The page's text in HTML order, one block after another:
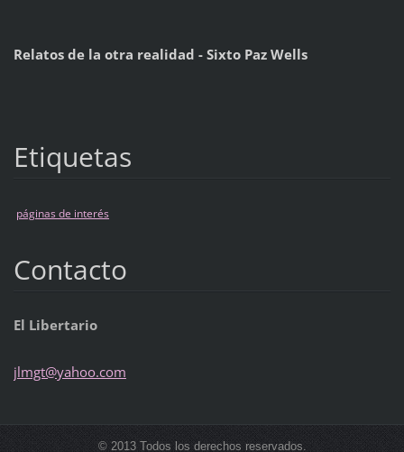
Relatos de la otra realidad - Sixto Paz Wells
Etiquetas
páginas de interés
Contacto
El Libertario
jlmgt@yahoo.com
© 2013 Todos los derechos reservados.